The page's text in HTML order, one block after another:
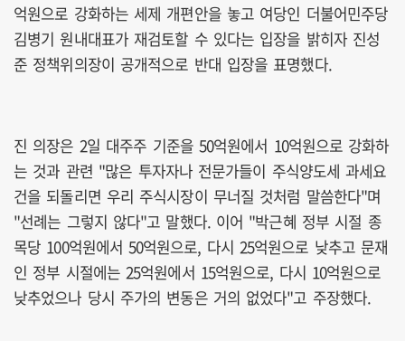
억원으로 강화하는 세제 개편안을 놓고 여당인 더불어민주당
김병기 원내대표가 재검토할 수 있다는 입장을 밝히자 진성
준 정책위의장이 공개적으로 반대 입장을 표명했다.
진 의장은 2일 대주주 기준을 50억원에서 10억원으로 강화하
는 것과 관련 "많은 투자자나 전문가들이 주식양도세 과세요
건을 되돌리면 우리 주식시장이 무너질 것처럼 말씀한다"며
"선례는 그렇지 않다"고 말했다. 이어 "박근혜 정부 시절 종
목당 100억원에서 50억원으로, 다시 25억원으로 낮추고 문재
인 정부 시절에는 25억원에서 15억원으로, 다시 10억원으로
낮추었으나 당시 주가의 변동은 거의 없었다"고 주장했다.